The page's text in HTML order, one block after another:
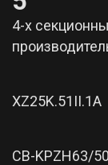
4-х
XZ25K.51II.1A
CB-KPZH63/